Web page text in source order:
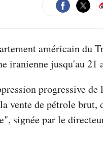
américain du
iranienne jusqu'au 21
progressive
vente de pétrole brut,
signée par le